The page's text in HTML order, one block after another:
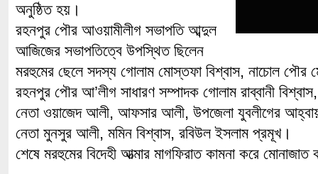
অনুষ্ঠিত হয়।
রহনপুর পৌর আওয়ামীলীগ সভাপতি আব্দুল
আজিজের সভাপতিত্বে উপস্থিত ছিলেন
মরহুমের ছেলে সদস্য গোলাম মোস্তফা বিশ্বাস, নাচোল পৌর
রহনপুর পৌর আ’লীগ সাধারণ সম্পাদক গোলাম রাব্বানী
নেতা ওয়াজেদ আলী, আফসার আলী, উপজেলা যুবলীগের
নেতা মুনসুর আলী, মমিন বিশ্বাস, রবিউল ইসলাম প্রমূখ।
শেষে মরহুমের বিদেহী আত্মার মাগফিরাত কামনা করে